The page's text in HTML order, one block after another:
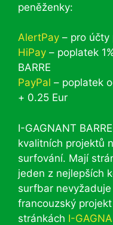
peněženky:
AlertPay – pro účty
HiPay – poplatek
BARRE
PayPal – poplatek
+ 0.25 Eur
I-GAGNANT
kvalitních projektů
surfování. Mají
jeden z nejlepších
surfbar
francouzský
stránkách I-